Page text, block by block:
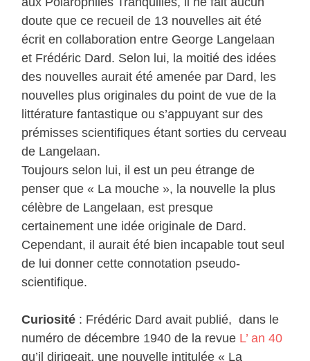
doute que ce recueil de 13 nouvelles ait été
écrit en collaboration entre George Langelaan
et Frédéric Dard. Selon lui, la moitié des idées
des nouvelles aurait été amenée par Dard, les
nouvelles plus originales du point de vue de la
littérature fantastique ou s’appuyant sur des
prémisses scientifiques étant sorties du cerveau
de Langelaan.
Toujours selon lui, il est un peu étrange de
penser que « La mouche », la nouvelle la plus
célèbre de Langelaan, est presque
certainement une idée originale de Dard.
Cependant, il aurait été bien incapable tout seul
de lui donner cette connotation pseudo-
scientifique.
Curiosité : Frédéric Dard avait publié, dans le
numéro de décembre 1940 de la revue L’ an 40
qu’il dirigeait, une nouvelle intitulée « La